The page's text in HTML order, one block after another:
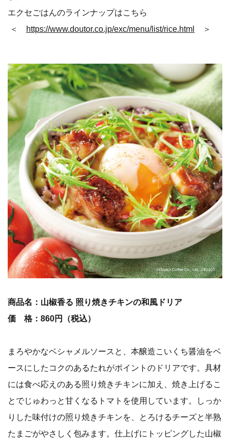
エクセごはんのラインナップはこちら
＜
https://www.doutor.co.jp/exc/menu/list/rice.html ＞
商品名：山椒香る 照り焼きチキンの和風ドリア
価 格：860円（税込）
まろやかなベシャメルソースと、本醸造こいくち醤油をベ
ースにしたコクのあるたれがポイントのドリアです。具材
には食べ応えのある照り焼きチキンに加え、焼き上げるこ
とでじゅわっと甘くなるトマトを使用しています。しっか
りした味付けの照り焼きチキンを、とろけるチーズと半熟
たまごがやさしく包みます。仕上げにトッピングした山椒